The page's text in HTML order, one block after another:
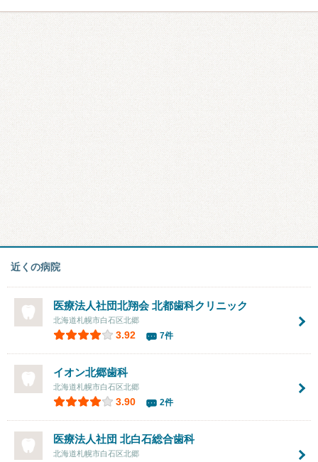
近くの病院
医療法人社団北翔会北都歯科クリニック
北海道札幌市白石区北郷
3.92 7件
イオン北郷歯科
北海道札幌市白石区北郷
3.90 2件
医療法人社団 北白石総合歯科
北海道札幌市白石区北郷